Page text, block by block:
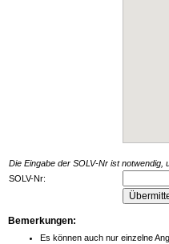
Die Eingabe der SOLV-Nr ist notwendig,
SOLV-Nr:
Bemerkungen:
Es können auch nur einzelne